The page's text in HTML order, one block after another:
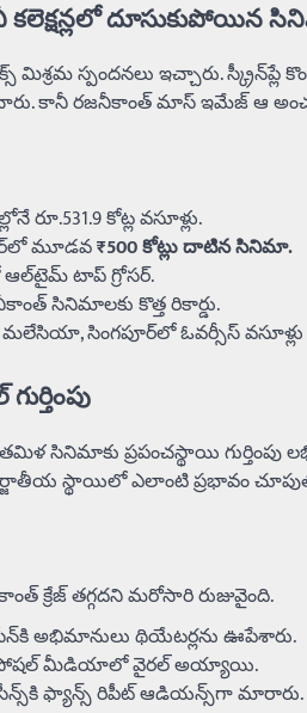
కలెక్షన్లలో దూసుకుపోయిన
మిశ్రమ స్పందనలు ఇచ్చారు.
కానీ రజనీకాంత్ మాస్ ఇమేజ్ ఆ
రూ.531.9 కోట్ల వసూళ్లు.
మూడవ₹500 కోట్లు దాటిన సినిమా.
టాప్ గ్రోసర్.
సినిమాలకు కొత్త రికార్డు.
సింగపూర్‌లో ఓవర్సీస్
సినిమాకు ప్రపంచస్థాయి గుర్తింపు
స్థాయిలో ఎలాంటి ప్రభావం
క్రేజ్ తగ్గదని మరోసారి రుజువైంది.
అభిమానులు థియేటర్లను ఊపేశారు.
సోషల్ మీడియాలో వైరల్ అయ్యాయి.
ఫ్యాన్స్ రిపీట్ ఆడియన్స్‌గా మారారు.